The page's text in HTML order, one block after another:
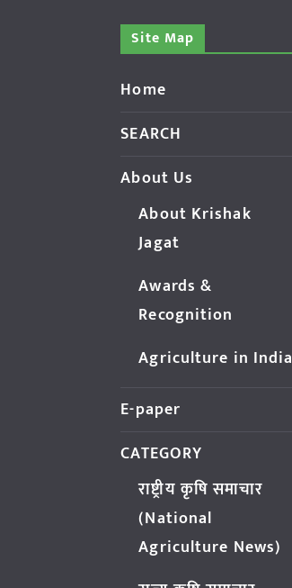
Site Map
Home
SEARCH
About Us
About Krishak
Jagat
Awards &
Recognition
Agriculture in India
E-paper
CATEGORY
राष्ट्रीय कृषि समाचार
(National
Agriculture News)